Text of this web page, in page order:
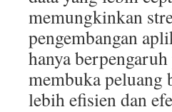
memungkinkan
pengembangan
hanya
membuka peluang
lebih efisien dan